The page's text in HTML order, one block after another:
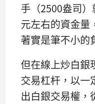
手（2500盎司
元左右的資金量
著實是筆不小的
但在線上炒白銀
交易杠杆，以一
出白銀交易權，